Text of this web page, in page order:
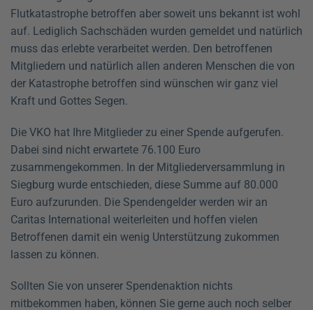
Flutkatastrophe betroffen aber soweit uns bekannt ist wohl
auf. Lediglich Sachschäden wurden gemeldet und natürlich
muss das erlebte verarbeitet werden. Den betroffenen
Mitgliedern und natürlich allen anderen Menschen die von
der Katastrophe betroffen sind wünschen wir ganz viel
Kraft und Gottes Segen.
Die VKO hat Ihre Mitglieder zu einer Spende aufgerufen.
Dabei sind nicht erwartete 76.100 Euro
zusammengekommen. In der Mitgliederversammlung in
Siegburg wurde entschieden, diese Summe auf 80.000
Euro aufzurunden. Die Spendengelder werden wir an
Caritas International weiterleiten und hoffen vielen
Betroffenen damit ein wenig Unterstützung zukommen
lassen zu können.
Sollten Sie von unserer Spendenaktion nichts
mitbekommen haben, können Sie gerne auch noch selber